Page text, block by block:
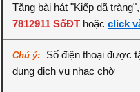
Tặng bài hát "Kiếp dã
7812911 SốĐT hoặcclick
Chú ý:
Số điện thoại được
dụng dịch vụ nhạc chờ